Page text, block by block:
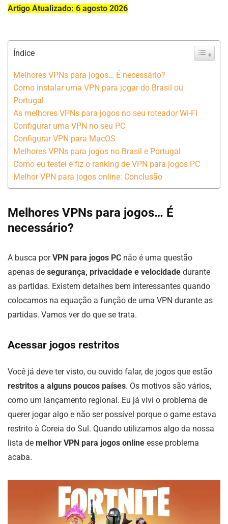
Artigo Atualizado: 6 agosto 2026
Índice
Melhores VPNs para jogos… É necessário?
Como instalar uma VPN para jogar do Brasil ou
Portugal
As melhores VPNs para jogos no seu roteador Wi-Fi
Configurar uma VPN no seu PC
Configurar VPN para MacOS
Melhores VPNs para jogos no Brasil e Portugal
Como eu testei e fiz o ranking de VPN para jogos PC
Melhor VPN para jogos online: Conclusão
Melhores VPNs para jogos… É
necessário?
A busca porVPN para jogos PC não é uma questão
apenas de segurança, privacidade e velocidade durante
as partidas. Existem detalhes bem interessantes quando
colocamos na equação a função de uma VPN durante as
partidas. Vamos ver do que se trata.
Acessar jogos restritos
Você já deve ter visto, ou ouvido falar, de jogos que estão
restritos a alguns poucos países. Os motivos são vários,
como um lançamento regional. Eu já vivi o problema de
querer jogar algo e não ser possível porque o game estava
restrito à Coreia do Sul. Quando utilizamos algo da nossa
lista de melhor VPN para jogos online esse problema
acaba.